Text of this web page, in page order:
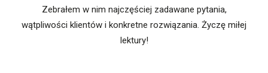
Zebrałem w nim najczęściej zadawane pytania,
wątpliwości klientów i konkretne rozwiązania. Życzę miłej
lektury!